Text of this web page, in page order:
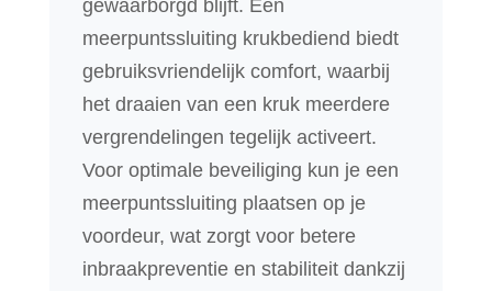
gewaarborgd blijft. Een
meerpuntssluiting krukbediend biedt
gebruiksvriendelijk comfort, waarbij
het draaien van een kruk meerdere
vergrendelingen tegelijk activeert.
Voor optimale beveiliging kun je een
meerpuntssluiting plaatsen op je
voordeur, wat zorgt voor betere
inbraakpreventie en stabiliteit dankzij